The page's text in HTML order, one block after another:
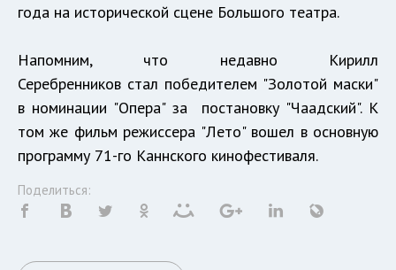
года на исторической сцене Большого театра.
Напомним, что недавно Кирилл
Серебренников стал победителем "Золотой маски"
в номинации "Опера" за постановку "Чаадский". К
том же фильм режиссера "Лето" вошел в основную
программу 71-го Каннского кинофестиваля.
Поделиться: